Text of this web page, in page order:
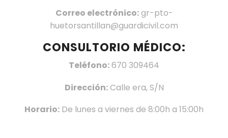
Correo electrónico:gr-pto-
huetorsantillan@guardicivil.com
CONSULTORIO MÉDICO:
Teléfono:670 309464
Dirección:Calle era, S/N
Horario: De lunes a viernes de 8:00h a 15:00h